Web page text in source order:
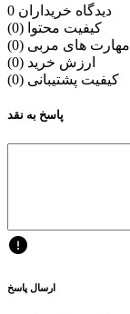
0 دیدگاه خریداران
کیفیت محتوا (0)
مهارت های مربی (0)
ارزش خرید (0)
کیفیت پشتیبانی (0)
پاسخ به نقد
ارسال پاسخ